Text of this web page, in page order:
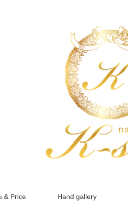
& Price Hand gallery